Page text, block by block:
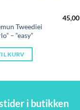
Tweediei
– “easy”
45,00
KURV
i butikken